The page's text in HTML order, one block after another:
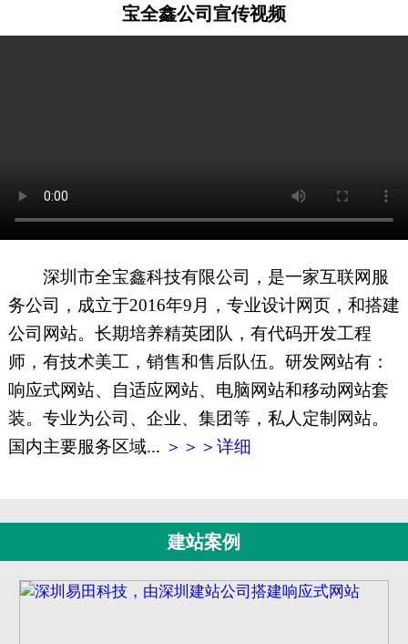
51La
XML地图
宝全鑫公司宣传视频
深圳市全宝鑫科技有限公司，是一家互联网服
务公司，成立于2016年9月，专业设计网页，和搭建
公司网站。长期培养精英团队，有代码开发工程
师，有技术美工，销售和售后队伍。研发网站有：
响应式网站、自适应网站、电脑网站和移动网站套
装。专业为公司、企业、集团等，私人定制网站。
国内主要服务区域... ＞＞＞详细
建站案例